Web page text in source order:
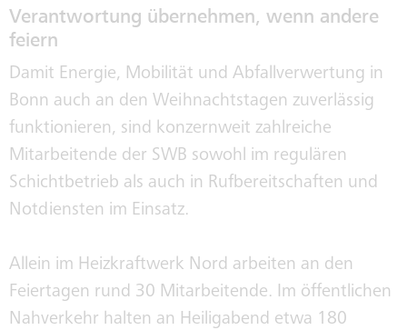
Verantwortung übernehmen, wenn andere
feiern
Damit Energie, Mobilität und Abfallverwertung in
Bonn auch an den Weihnachtstagen zuverlässig
funktionieren, sind konzernweit zahlreiche
Mitarbeitende der SWB sowohl im regulären
Schichtbetrieb als auch in Rufbereitschaften und
Notdiensten im Einsatz.
Allein im Heizkraftwerk Nord arbeiten an den
Feiertagen rund 30 Mitarbeitende. Im öffentlichen
Nahverkehr halten an Heiligabend etwa 180